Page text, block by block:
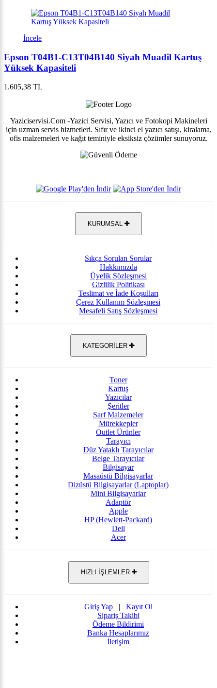
İncele
Epson T04B1-C13T04B140 Siyah Muadil Kartuş
Yüksek Kapasiteli
1.605,38 TL
Yaziciservisi.Com -Yazici Servisi, Yazıcı ve Fotokopi Makineleri
için uzman servis hizmetleri. Sıfır ve ikinci el yazıcı satışı, kiralama,
ofis malzemeleri ve kağıt teminiyle eksiksiz çözümler sunuyoruz.
KURUMSAL
Sıkça Sorulan Sorular
Hakkımızda
Üyelik Sözleşmesi
Gizlilik Politikası
Teslimat ve İade Koşulları
Çerez Kullanım Sözleşmesi
Mesafeli Satış Sözleşmesi
KATEGORİLER
Toner
Kartuş
Yazıcılar
Şeritler
Sarf Malzemeler
Mürekkepler
Outlet Ürünler
Tarayıcı
Düz Yataklı Tarayıcılar
Belge Tarayıcılar
Bilgisayar
Masaüstü Bilgisayarlar
Dizüstü Bilgisayarlar (Laptoplar)
Mini Bilgisayarlar
Adaptör
Apple
HP (Hewlett-Packard)
Dell
Acer
HIZLI İŞLEMLER
Giriş Yap| Kayıt Ol
Sipariş Takibi
Ödeme Bildirimi
Banka Hesaplarımız
İletişim